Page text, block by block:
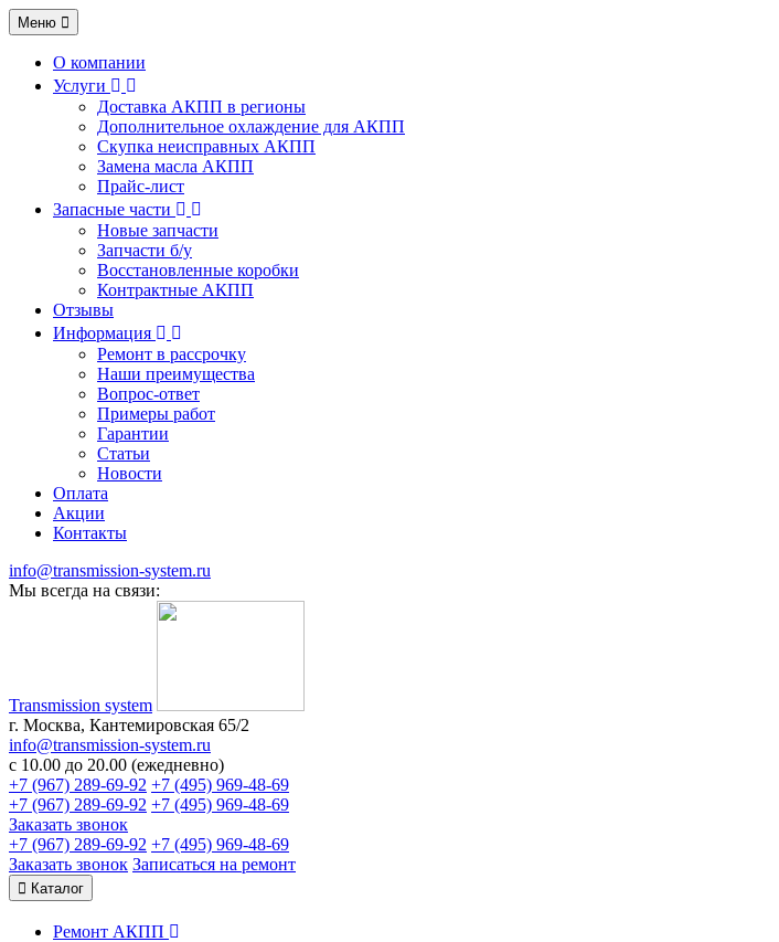
Меню
О компании
Услуги
Доставка АКПП в регионы
Дополнительное охлаждение для АКПП
Скупка неисправных АКПП
Замена масла АКПП
Прайс-лист
Запасные части
Новые запчасти
Запчасти б/у
Восстановленные коробки
Контрактные АКПП
Отзывы
Информация
Ремонт в рассрочку
Наши преимущества
Вопрос-ответ
Примеры работ
Гарантии
Статьи
Новости
Оплата
Акции
Контакты
info@transmission-system.ru
Мы всегда на связи:
Transmission system
г. Москва, Кантемировская 65/2
info@transmission-system.ru
с 10.00 до 20.00 (ежедневно)
+7 (967) 289-69-92 +7 (495) 969-48-69
+7 (967) 289-69-92 +7 (495) 969-48-69
Заказать звонок
+7 (967) 289-69-92 +7 (495) 969-48-69
Заказать звонок Записаться на ремонт
Каталог
Ремонт АКПП